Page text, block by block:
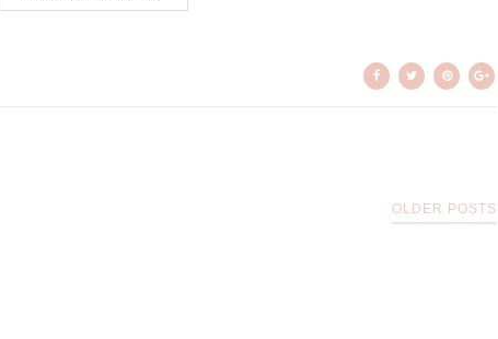
OLDER POSTS